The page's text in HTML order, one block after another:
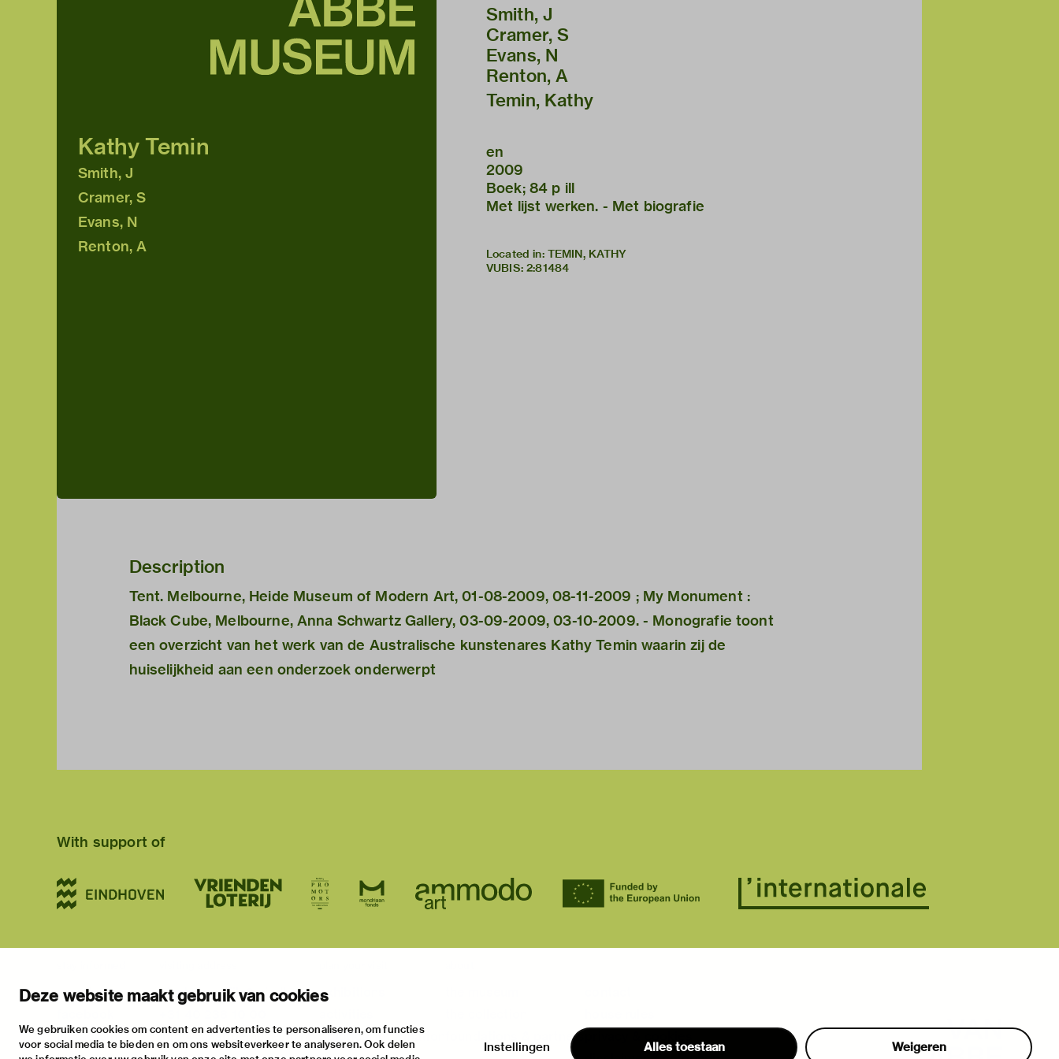
Deze website maakt gebruik van cookies
We gebruiken cookies om content en advertenties te personaliseren, om functies
voor social media te bieden en om ons websiteverkeer te analyseren. Ook delen
Alles toestaan Weigeren
Instellingen
Kathy Temin
Smith, J
Cramer, S
Evans, N
Renton, A
Smith, J
Cramer, S
Evans, N
Renton, A
Temin, Kathy
en
2009
Boek; 84 p ill
Met lijst werken. - Met biografie
Located in: TEMIN, KATHY
VUBIS: 2:81484
Description
Tent. Melbourne, Heide Museum of Modern Art, 01-08-2009, 08-11-2009 ; My Monument :
Black Cube, Melbourne, Anna Schwartz Gallery, 03-09-2009, 03-10-2009. - Monografie toont
een overzicht van het werk van de Australische kunstenares Kathy Temin waarin zij de
huiselijkheid aan een onderzoek onderwerpt
With support of
newsletter
instagram
stratumsedijk 2 eindhoven
info@vanabbemuseum.nl
exhibitions
practical information
foundations & partners